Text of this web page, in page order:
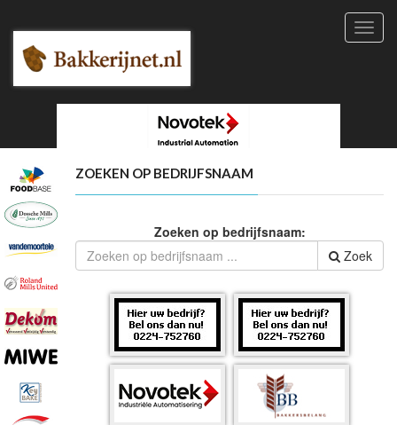
ZOEKEN OP BEDRIJFSNAAM
Zoeken op bedrijfsnaam:
Zoek